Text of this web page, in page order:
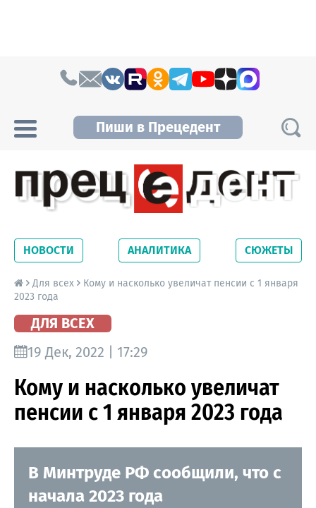
Пиши в Прецедент
Новосибирской области. Читайте свежие
новости на сайте сетевого издания
Precedent.
НОВОСТИ АНАЛИТИКА СЮЖЕТЫ
Для всех
Кому и насколько увеличат пенсии с 1 января
2023 года
ДЛЯ ВСЕХ
19 Дек, 2022 | 17:29
Кому и насколько увеличат
пенсии с 1 января 2023 года
В Минтруде РФ сообщили, что с
начала 2023 года